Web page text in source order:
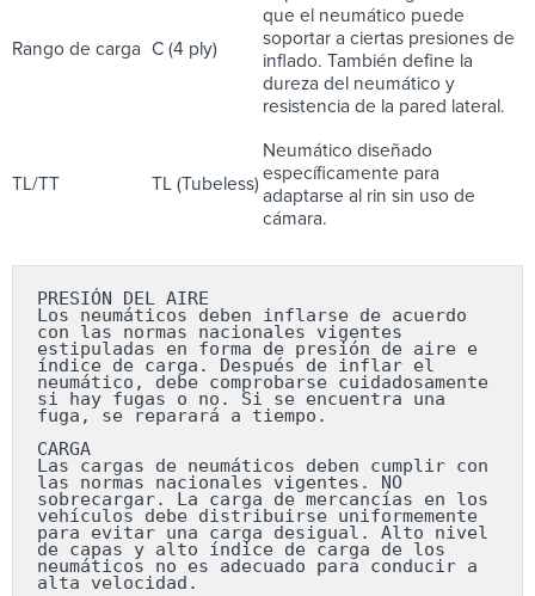
Rango de carga C (4 ply)
que el neumático puede
soportar a ciertas presiones de
inflado. También define la
dureza del neumático y
resistencia de la pared lateral.
TL/TT TL (Tubeless)
Neumático diseñado
específicamente para
adaptarse al rin sin uso de
cámara.
PRESIÓN DEL AIRE
Los neumáticos deben inflarse de acuerdo
con las normas nacionales vigentes
estipuladas en forma de presión de aire e
índice de carga. Después de inflar el
neumático, debe comprobarse cuidadosamente
si hay fugas o no. Si se encuentra una
fuga, se reparará a tiempo.
CARGA
Las cargas de neumáticos deben cumplir con
las normas nacionales vigentes. NO
sobrecargar. La carga de mercancías en los
vehículos debe distribuirse uniformemente
para evitar una carga desigual. Alto nivel
de capas y alto índice de carga de los
neumáticos no es adecuado para conducir a
alta velocidad.